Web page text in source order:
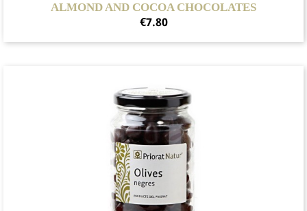
ALMOND AND COCOA CHOCOLATES
Price
€7.80